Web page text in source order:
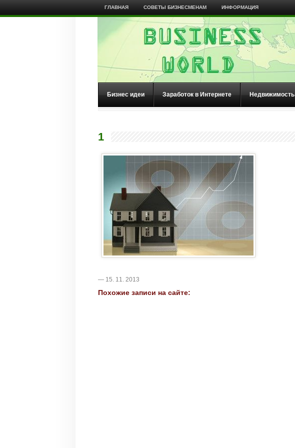
ГЛАВНАЯ СОВЕТЫ БИЗНЕСМЕНАМ ИНФОРМАЦИЯ
Бизнес идеи Заработок в Интернете Недвижимость
1
— 15. 11. 2013
Похожие записи на сайте: